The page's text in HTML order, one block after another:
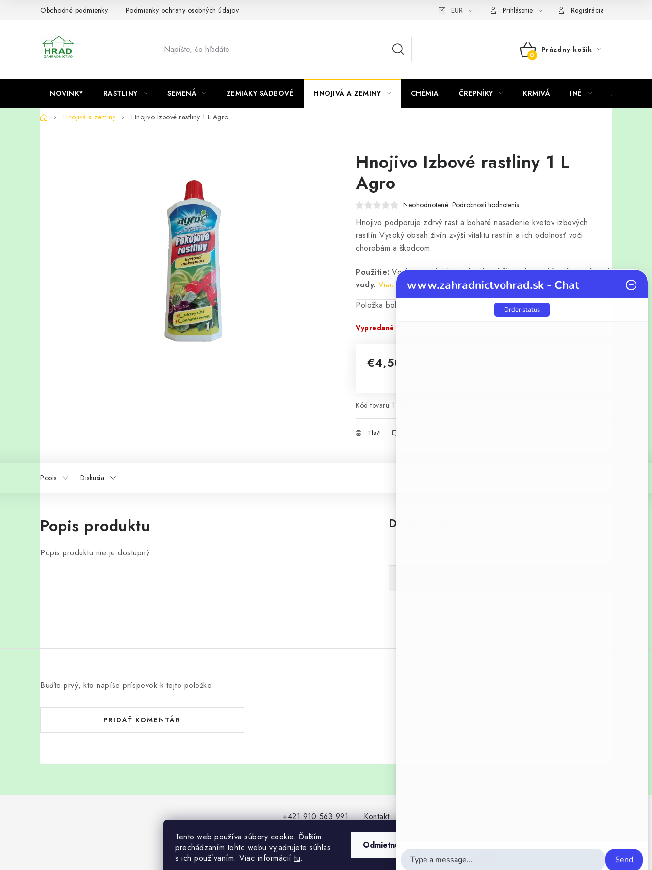
Tento web používa súbory cookie. Ďalším
prechádzaním tohto webu vyjadrujete súhlas
s ich používaním. Viac informácií tu.
Odmietnuť
Obchodné podmienky Podmienky ochrany osobných údajov EUR Prihlásenie Registrácia
NÁKUPNÝ
KOŠÍK
Prázdny košík
NOVINKY RASTLINY SEMENÁ ZEMIAKY SADBOVÉ HNOJIVÁ A ZEMINY CHÉMIA ČREPNÍKY KRMIVÁ INÉ
DomovHnojivá a zeminy Hnojivo Izbové rastliny 1 L Agro
Hnojivo Izbové rastliny 1 L
Agro
Neohodnotené Podrobnosti hodnotenia
Hnojivo podporuje zdrvý rast a bohaté nasadenie kvetov izbových
rastlín.Vysoký obsah živín zvýši vitalitu rastlín a ich odolnosť voči
chorobám a škodcom.
Použitie: Vo forme zálievkyvrchnák od fľaše ( 15 ml ) nalejte do 2 l
vody. Viac informácií
Položka bola vypredaná…
Vypredané
€4,50
Kód tovaru: 1008
Tlač
Popis Diskusia
Popis produktu
Popis produktu nie je dostupný
Dodatočné parametre
Buďte prvý, kto napíše príspevok k tejto položke.
PRIDAŤ KOMENTÁR
+421 910 563 991 Kontakt
Copyright 2026HRAD záhradníctvo . Všetky práva vyhradené.
www.zahradnictvohrad.sk - Chat
Order status
Send